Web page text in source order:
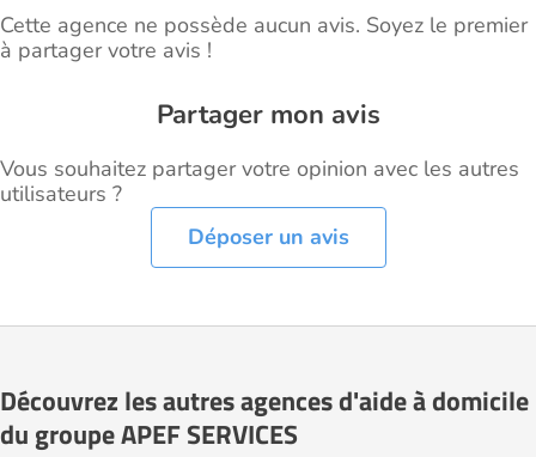
Cette agence ne possède aucun avis. Soyez le premier
à partager votre avis !
Partager mon avis
Vous souhaitez partager votre opinion avec les autres
utilisateurs ?
Déposer un avis
Découvrez les autres agences d'aide à domicile
du groupe APEF SERVICES